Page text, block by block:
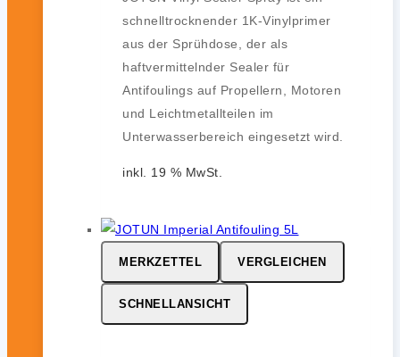
schnelltrocknender 1K-Vinylprimer
aus der Sprühdose, der als
haftvermittelnder Sealer für
Antifoulings auf Propellern, Motoren
und Leichtmetallteilen im
Unterwasserbereich eingesetzt wird.
inkl. 19 % MwSt.
MERKZETTEL VERGLEICHEN
SCHNELLANSICHT